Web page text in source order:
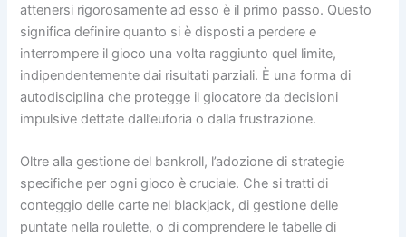
attenersi rigorosamente ad esso è il primo passo. Questo
significa definire quanto si è disposti a perdere e
interrompere il gioco una volta raggiunto quel limite,
indipendentemente dai risultati parziali. È una forma di
autodisciplina che protegge il giocatore da decisioni
impulsive dettate dall’euforia o dalla frustrazione.
Oltre alla gestione del bankroll, l’adozione di strategie
specifiche per ogni gioco è cruciale. Che si tratti di
conteggio delle carte nel blackjack, di gestione delle
puntate nella roulette, o di comprendere le tabelle di